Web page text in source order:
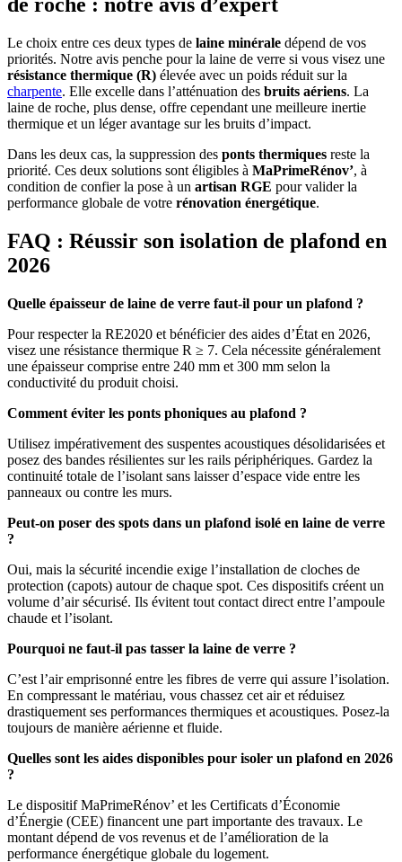
Le choix entre ces deux types de laine minérale dépend de vos
priorités. Notre avis penche pour la laine de verre si vous visez une
résistance thermique (R) élevée avec un poids réduit sur la
charpente. Elle excelle dans l’atténuation des bruits aériens. La
laine de roche, plus dense, offre cependant une meilleure inertie
thermique et un léger avantage sur les bruits d’impact.
Dans les deux cas, la suppression des ponts thermiques reste la
priorité. Ces deux solutions sont éligibles à MaPrimeRénov’, à
condition de confier la pose à un artisan RGE pour valider la
performance globale de votre rénovation énergétique.
FAQ : Réussir son isolation de plafond en
2026
Quelle épaisseur de laine de verre faut-il pour un plafond ?
Pour respecter la RE2020 et bénéficier des aides d’État en 2026,
visez une résistance thermique R ≥ 7. Cela nécessite généralement
une épaisseur comprise entre 240 mm et 300 mm selon la
conductivité du produit choisi.
Comment éviter les ponts phoniques au plafond ?
Utilisez impérativement des suspentes acoustiques désolidarisées et
posez des bandes résilientes sur les rails périphériques. Gardez la
continuité totale de l’isolant sans laisser d’espace vide entre les
panneaux ou contre les murs.
Peut-on poser des spots dans un plafond isolé en laine de verre
?
Oui, mais la sécurité incendie exige l’installation de cloches de
protection (capots) autour de chaque spot. Ces dispositifs créent un
volume d’air sécurisé. Ils évitent tout contact direct entre l’ampoule
chaude et l’isolant.
Pourquoi ne faut-il pas tasser la laine de verre ?
C’est l’air emprisonné entre les fibres de verre qui assure l’isolation.
En compressant le matériau, vous chassez cet air et réduisez
drastiquement ses performances thermiques et acoustiques. Posez-la
toujours de manière aérienne et fluide.
Quelles sont les aides disponibles pour isoler un plafond en 2026
?
Le dispositif MaPrimeRénov’ et les Certificats d’Économie
d’Énergie (CEE) financent une part importante des travaux. Le
montant dépend de vos revenus et de l’amélioration de la
performance énergétique globale du logement.